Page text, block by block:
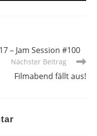
– Jam Session #100
Nächster Beitrag
Filmabend fällt aus!